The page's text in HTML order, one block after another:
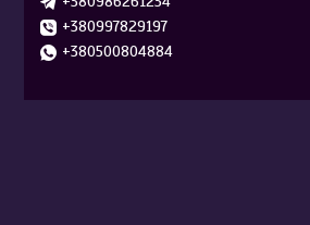
+380997829197
+380500804884